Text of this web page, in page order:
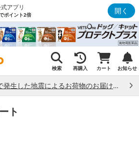
アプリ
ポイント2倍 開く
検索 再購入 カート お知らせ
熊本県熊本地方で発生した地震によるお荷物のお届け状況について （7/28）
ト